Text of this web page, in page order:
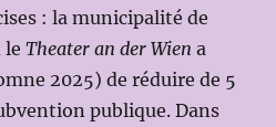
: la municipalité de
leTheater an der Wien a
2025) de réduire de 5
publique. Dans